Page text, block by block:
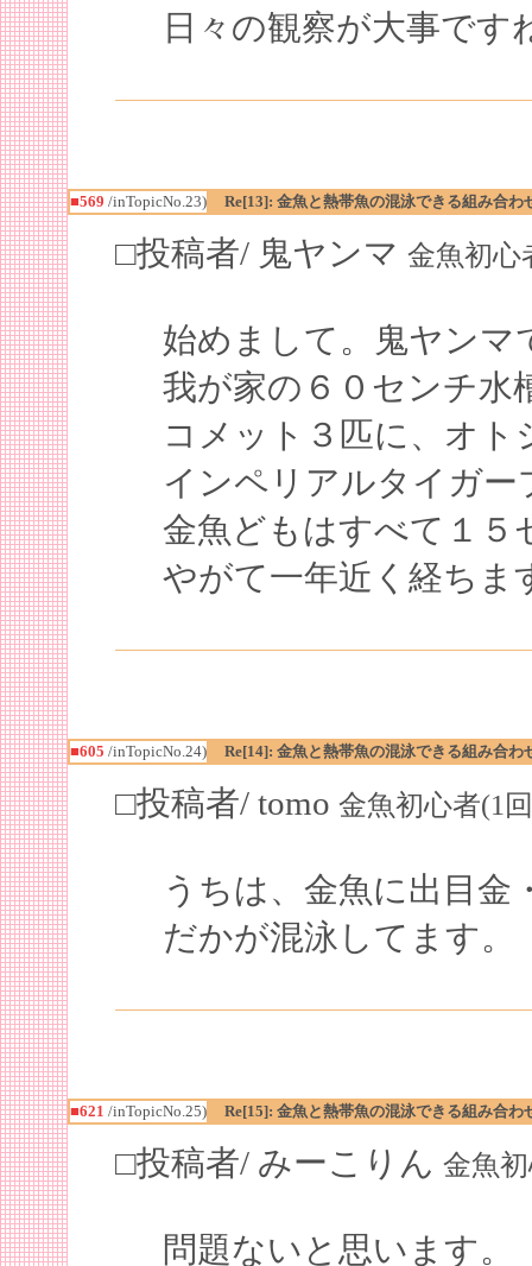
日々の観察が大事です
■569 /inTopicNo.23) Re[13]: 金魚と熱帯魚の混泳できる組み合わ
□投稿者/ 鬼ヤンマ 金魚初心
始めまして。鬼ヤンマ
我が家の６０センチ水
コメット３匹に、オ
インペリアルタイガ
金魚どもはすべて１５
やがて一年近く経ちま
■605 /inTopicNo.24) Re[14]: 金魚と熱帯魚の混泳できる組み合わ
□投稿者/ tomo 金魚初心者(1
うちは、金魚に出目
だかが混泳してます。
■621 /inTopicNo.25) Re[15]: 金魚と熱帯魚の混泳できる組み合わ
□投稿者/ みーこりん 金魚初
問題ないと思います。